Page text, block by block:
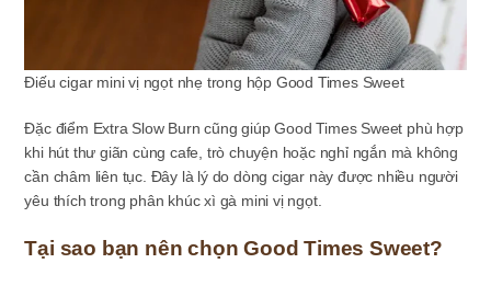
Điếu cigar mini vị ngọt nhẹ trong hộp Good Times Sweet
Đặc điểm Extra Slow Burn cũng giúp Good Times Sweet phù hợp
khi hút thư giãn cùng cafe, trò chuyện hoặc nghỉ ngắn mà không
cần châm liên tục. Đây là lý do dòng cigar này được nhiều người
yêu thích trong phân khúc xì gà mini vị ngọt.
Tại sao bạn nên chọn Good Times Sweet?